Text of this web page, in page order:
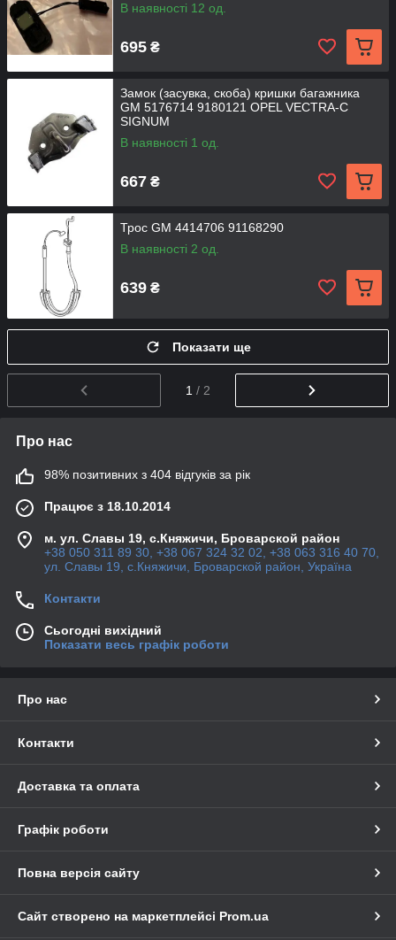
В наявності 12 од.
695 ₴
Замок (засувка, скоба) кришки багажника
GM 5176714 9180121 OPEL VECTRA-C
SIGNUM
В наявності 1 од.
667 ₴
Трос GM 4414706 91168290
В наявності 2 од.
639 ₴
Показати ще
1 / 2
Про нас
98% позитивних з 404 відгуків за рік
Працює з 18.10.2014
м. ул. Славы 19, с.Княжичи, Броварской район
+38 050 311 89 30, +38 067 324 32 02, +38 063 316 40 70,
ул. Славы 19, с.Княжичи, Броварской район, Україна
Контакти
Сьогодні вихідний
Показати весь графік роботи
Про нас
Контакти
Доставка та оплата
Графік роботи
Повна версія сайту
Сайт створено на маркетплейсі Prom.ua